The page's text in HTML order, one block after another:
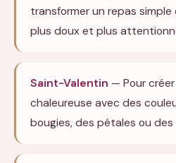
transformer un repas
plus doux et plus
Saint-Valentin — Pour
chaleureuse avec des
bougies, des pétales ou